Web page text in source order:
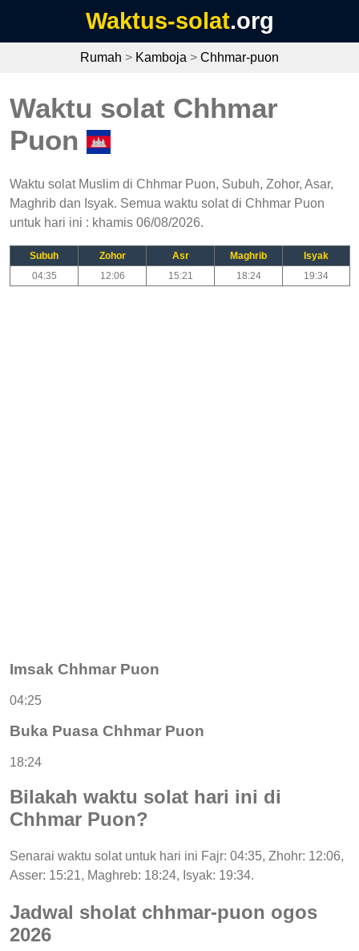
Waktus-solat.org
Rumah > Kamboja > Chhmar-puon
Waktu solat Chhmar
Puon
Waktu solat Muslim di Chhmar Puon, Subuh, Zohor, Asar,
Maghrib dan Isyak. Semua waktu solat di Chhmar Puon
untuk hari ini : khamis 06/08/2026.
Subuh Zohor Asr Maghrib
Isyak
04:35
12:06 15:21 18:24 19:34
Imsak Chhmar Puon
04:25
Buka Puasa Chhmar Puon
18:24
Bilakah waktu solat hari ini di
Chhmar Puon?
Senarai waktu solat untuk hari ini Fajr: 04:35, Zhohr: 12:06,
Asser: 15:21, Maghreb: 18:24, Isyak: 19:34.
Jadwal sholat chhmar-puon ogos
2026